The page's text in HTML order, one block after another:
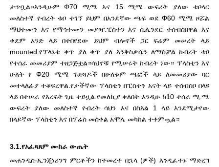
ታጥቧል።እንዲሁም Φ70 ሚሜ እና 15 ሚሜ ውፍረት ያለው ቱቦላር
መለስተኛ የብረት ቱቦ ተገኘ ይህም በአንደኛው ጫፍ ወደ Φ60 ሚሜ ዞሯል
ማህተሙን እና የማኅተሙን መያዣ.ፒስተን እና ሲሊንደር ተሰብስበዋል እና
ቀደም አንድ ላይ በተበየደው ይህም ብሎኖች ጋር ፍሬም መሠረት ላይ
mounted.የፕላኔቱ ቀጥ ያለ ቀጥ ያለ እንቅስቃሴን ለማስቻል ከብረት ቱቦ
የተሰራ መመሪያም ተዘጋጅቷል።ሳህኖቹ የሚሠሩት ከብረት ነው። ፕላስቲን እና
ሁለት የ Φ20 ሚሜ ጉድጓዶች በሁለቱም ጫፎች ላይ ለመመሪያው ባር
መተላለፊያ ተቆፍረዋል.የታችኛው ፕላስቲን በፒስተን አናት ላይ ተሰብስቦ በላዩ
ላይ በተሠራ የእረፍት ጊዜ ተይዟል.የመለኪያ ቀለበት እንዲሁ ከ10 ተሰራ ሚ.ሜ
ውፍረት ያለው መለስተኛ የብረት ሳህን እና በስእል 1 ላይ እንደሚታየው
በላይኛው ፕላስቲን እና በፕሬስ መስቀል አሞሌ መካከል ተቀምጧል።
3.1.የአፈጻጸም ሙከራ ውጤት
መሐንዲስ-ኢንጂነሪንግ ምርቶችን ከተመረተ በኋላ (ዎች) እንዲፈተኑ ማድረግ